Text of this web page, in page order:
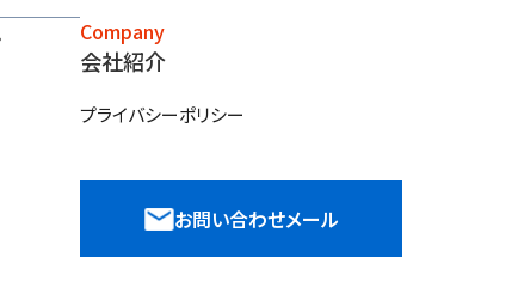
Company
会社紹介
プライバシーポリシー
お問い合わせメール